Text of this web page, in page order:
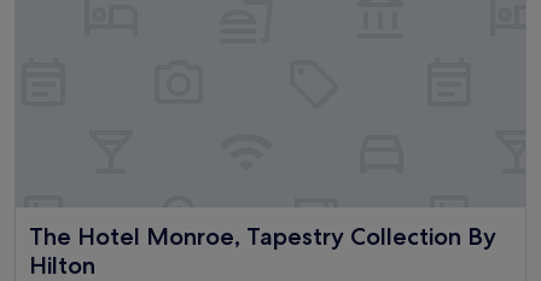
The Hotel Monroe, Tapestry Collection By
Hilton
The Hotel Monroe, Tapestry Collection By Hilton